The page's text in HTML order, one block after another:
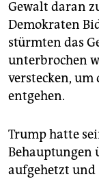
Gewalt daran
Demokraten
stürmten das
unterbrochen
verstecken,
entgehen.
Trump hatte
Behauptungen
aufgehetzt und